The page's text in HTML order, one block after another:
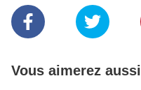
Vous aimerez aussi